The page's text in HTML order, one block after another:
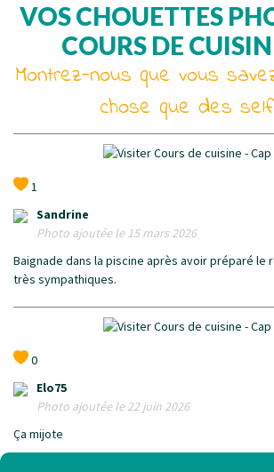
VOS CHOUETTES
COURS DE
Montrez-nous que vous
chose que des
1
Sandrine
Photo ajoutée le 15 mars 2026
Baignade dans la piscine après avoir préparé le
très sympathiques.
0
Elo75
Photo ajoutée le 22 juin 2026
Ça mijote